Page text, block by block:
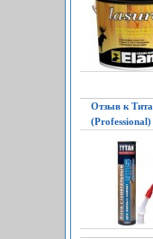
Отзыв к